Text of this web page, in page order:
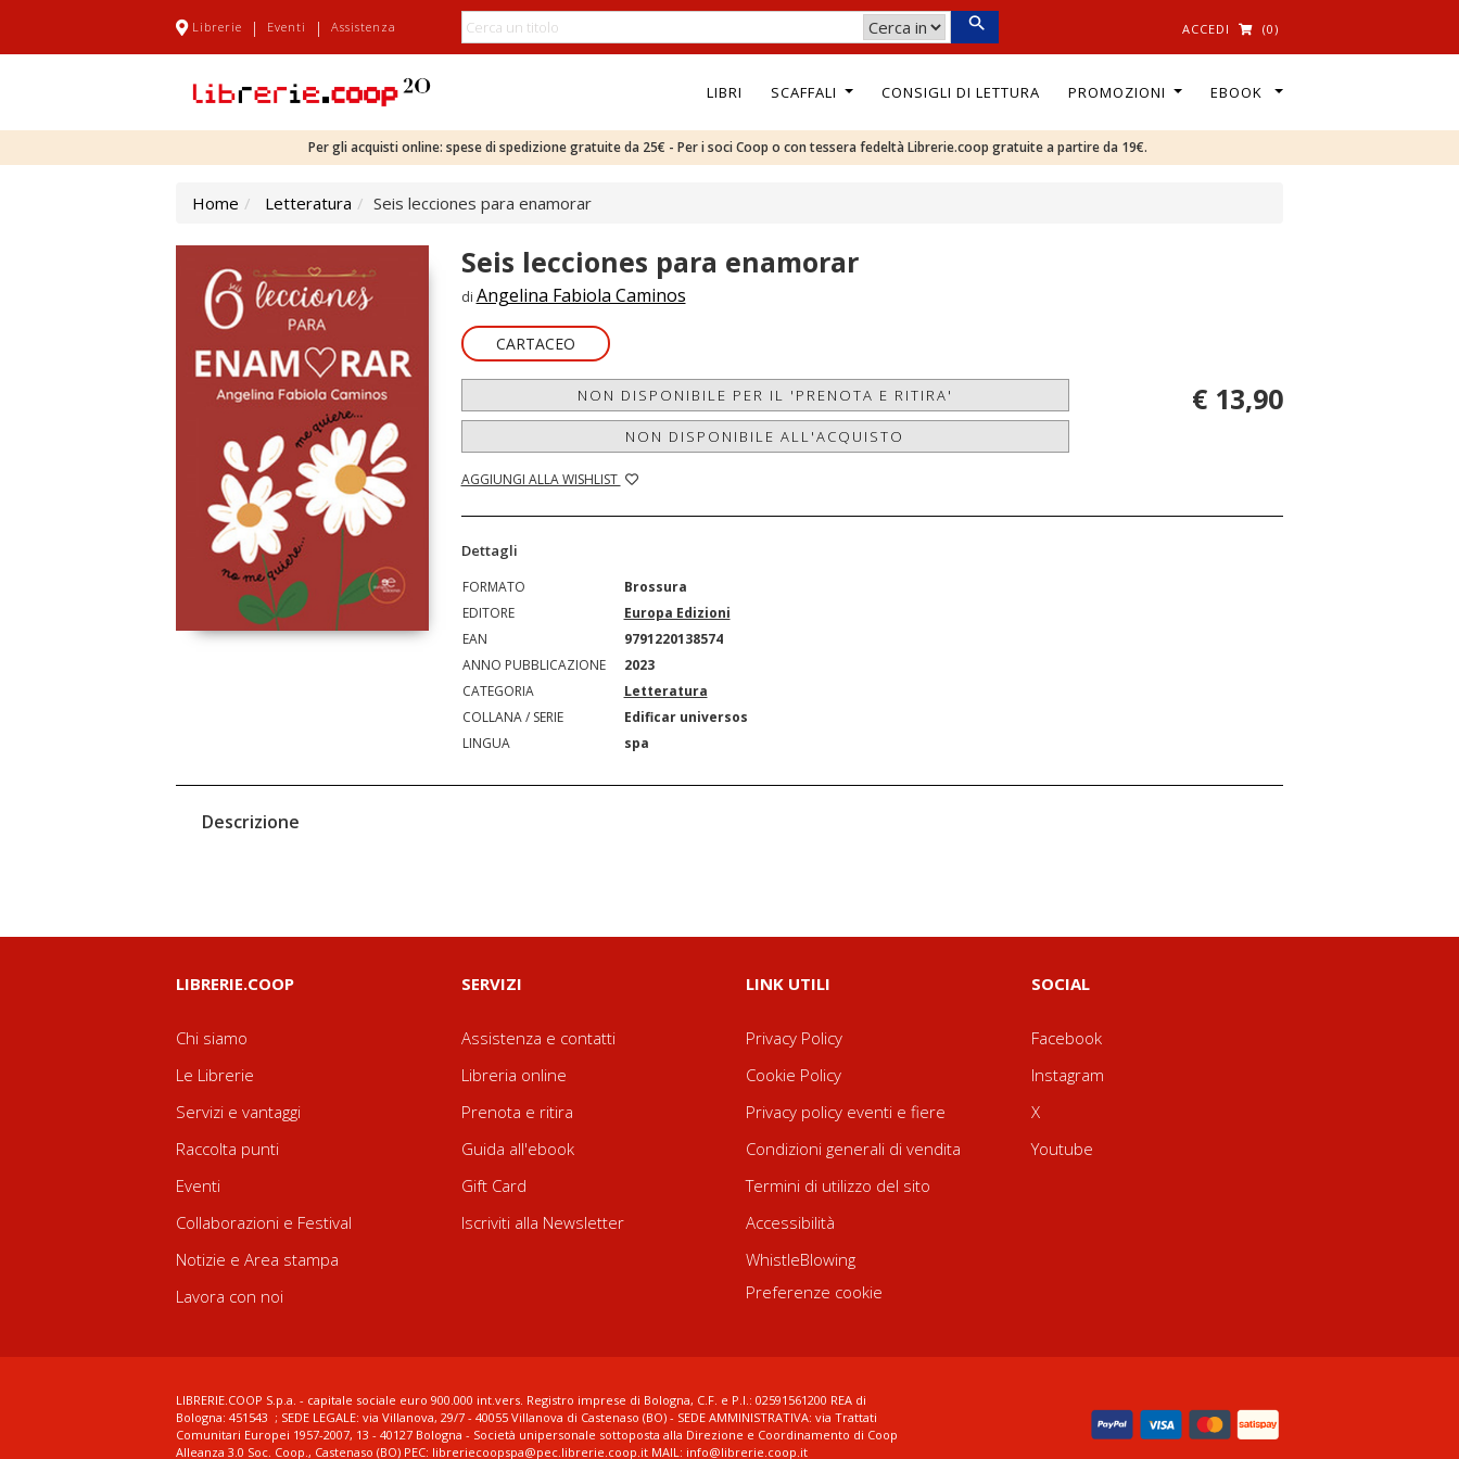
Librerie | Eventi | Assistenza ACCEDI (0)
LIBRI SCAFFALI CONSIGLI DI LETTURA PROMOZIONI EBOOK
Per gli acquisti online: spese di spedizione gratuite da 25€ - Per i soci Coop o con tessera fedeltà Librerie.coop gratuite a partire da 19€.
Home Letteratura Seis lecciones para enamorar
Seis lecciones para enamorar
di Angelina Fabiola Caminos
CARTACEO
NON DISPONIBILE PER IL 'PRENOTA E RITIRA'
NON DISPONIBILE ALL'ACQUISTO
AGGIUNGI ALLA WISHLIST
€ 13,90
Dettagli
FORMATO
Brossura
EDITORE
Europa Edizioni
EAN
9791220138574
ANNO PUBBLICAZIONE
2023
CATEGORIA
Letteratura
COLLANA / SERIE
Edificar universos
LINGUA
spa
Descrizione
LIBRERIE.COOP
Chi siamo
Le Librerie
Servizi e vantaggi
Raccolta punti
Eventi
Collaborazioni e Festival
Notizie e Area stampa
Lavora con noi
SERVIZI
Assistenza e contatti
Libreria online
Prenota e ritira
Guida all'ebook
Gift Card
Iscriviti alla Newsletter
LINK UTILI
Privacy Policy
Cookie Policy
Privacy policy eventi e fiere
Condizioni generali di vendita
Termini di utilizzo del sito
Accessibilità
WhistleBlowing
Preferenze cookie
SOCIAL
Facebook
Instagram
X
Youtube
LIBRERIE.COOP S.p.a. - capitale sociale euro 900.000 int.vers. Registro imprese di Bologna, C.F. e P.I.: 02591561200 REA di
Bologna: 451543 ; SEDE LEGALE: via Villanova, 29/7 - 40055 Villanova di Castenaso (BO) - SEDE AMMINISTRATIVA: via Trattati
Comunitari Europei 1957-2007, 13 - 40127 Bologna - Società unipersonale sottoposta alla Direzione e Coordinamento di Coop
Alleanza 3.0 Soc. Coop., Castenaso (BO) PEC: libreriecoopspa@pec.librerie.coop.it MAIL: info@librerie.coop.it